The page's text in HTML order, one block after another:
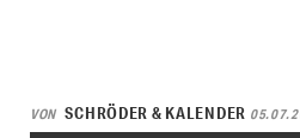
VON SCHRÖDER & KALENDER